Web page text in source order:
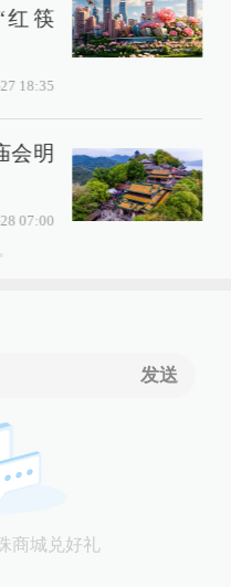
红筷
18:35
会明
07:00
发送
商城兑好礼